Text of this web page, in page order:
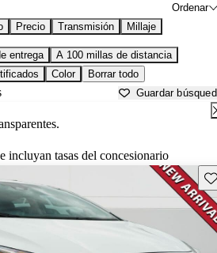
Ordenar
Precio Transmisión Millaje
entrega
A 100 millas de distancia
Color Borrar todo
Guardar
incluyan tasas del concesionario